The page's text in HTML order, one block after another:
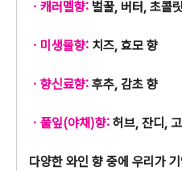
ㆍ캐러멜향: 벌꿀, 버터, 초콜
ㆍ미생물향: 치즈, 효모 향
ㆍ향신료향: 후추, 감초 향
ㆍ풀잎(야채)향: 허브, 잔디,
다양한 와인 향 중에 우리가